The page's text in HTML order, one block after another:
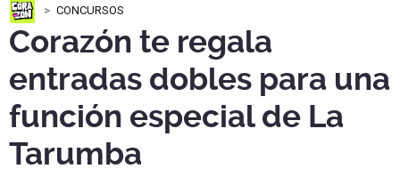
CONCURSOS
Corazón te regala
entradas dobles para una
función especial de La
Tarumba